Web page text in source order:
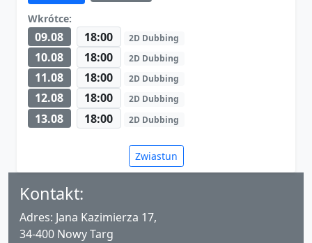
Wkrótce:
09.08 18:00 2D Dubbing
10.08 18:00 2D Dubbing
11.08 18:00 2D Dubbing
12.08 18:00 2D Dubbing
13.08 18:00 2D Dubbing
Zwiastun
Kontakt:
Adres: Jana Kazimierza 17,
34-400 Nowy Targ